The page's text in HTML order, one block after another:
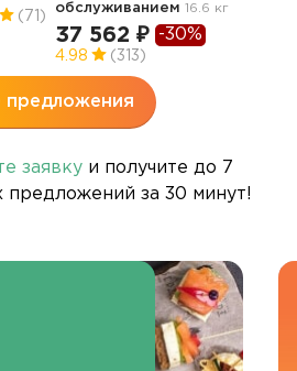
(71)
обслуживанием16.6 кг
37 562 ₽ -30%
4.98 (313)
предложения
заявкуи получите до 7
предложений за 30 минут!